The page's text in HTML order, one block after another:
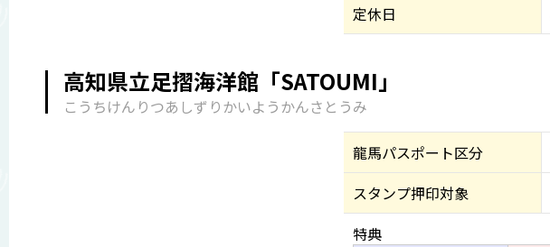
定休日
高知県立足摺海洋館「SATOUMI」
こうちけんりつあしずりかいようかんさとうみ
龍馬パスポート区分
スタンプ押印対象
特典